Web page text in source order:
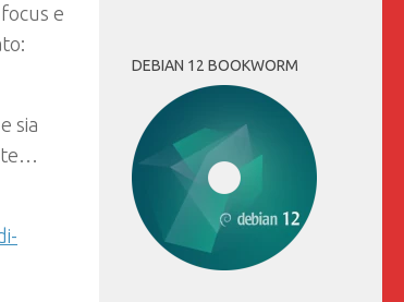
e
sia
DEBIAN 12 BOOKWORM